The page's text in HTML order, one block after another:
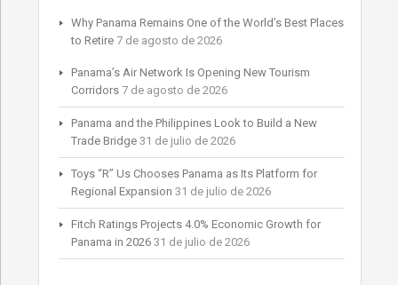
Why Panama Remains One of the World’s Best Places
to Retire 7 de agosto de 2026
Panama’s Air Network Is Opening New Tourism
Corridors 7 de agosto de 2026
Panama and the Philippines Look to Build a New
Trade Bridge 31 de julio de 2026
Toys “R” Us Chooses Panama as Its Platform for
Regional Expansion 31 de julio de 2026
Fitch Ratings Projects 4.0% Economic Growth for
Panama in 2026 31 de julio de 2026